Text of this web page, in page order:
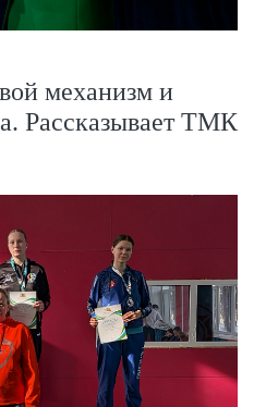
механизм и
Рассказывает ТМК